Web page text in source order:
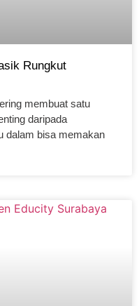
Rungkut
membuat satu
daripada
dalam bisa memakan